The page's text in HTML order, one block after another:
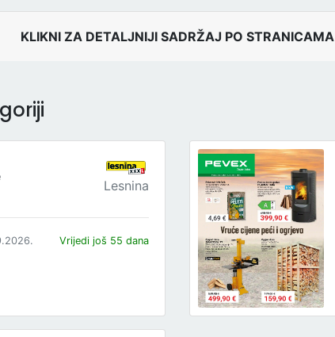
KLIKNI ZA DETALJNIJI SADRŽAJ PO STRANICAMA
Lesnina
Vrijedi još 55 dana